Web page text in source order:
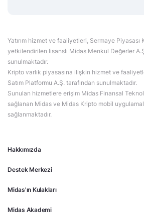
Hakkımızda
Destek Merkezi
Midas'ın Kulakları
Midas Akademi
Yatırım hizmet ve faaliyetleri, Sermaye Piyasası
yetkilendirilen lisanslı Midas Menkul Değerler
sunulmaktadır.
Kripto varlık piyasasına ilişkin hizmet ve
Satım Platformu A.Ş. tarafından sunulmaktadır.
Sunulan hizmetlere erişim Midas Finansal
sağlanan Midas ve Midas Kripto mobil
sağlanmaktadır.